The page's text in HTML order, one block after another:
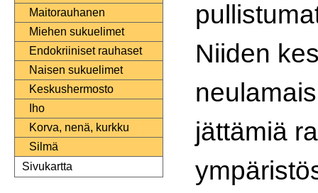
Maitorauhanen
Miehen sukuelimet
Endokriiniset rauhaset
Naisen sukuelimet
Keskushermosto
Iho
Korva, nenä, kurkku
Silmä
Sivukartta
Niiden
jättämiä